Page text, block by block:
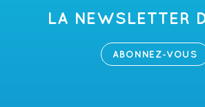
LA NEWSLETTER
ABONNEZ-VOUS